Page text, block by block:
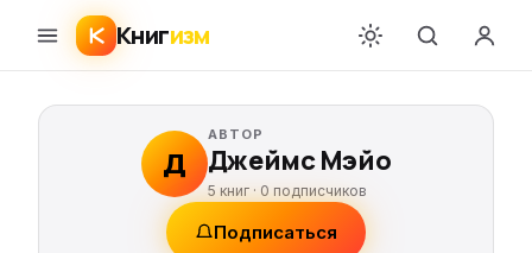
Книгизм
Д
АВТОР
Джеймс Мэйо
5 книг · 0 подписчиков
Подписаться